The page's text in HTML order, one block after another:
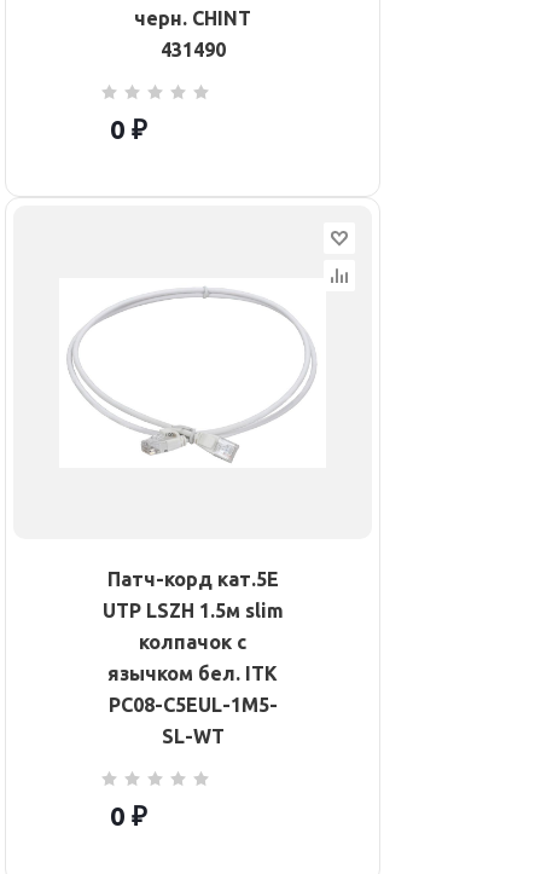
черн. CHINT
431490
0 ₽
Патч-корд кат.5E
UTP LSZH 1.5м slim
колпачок с
язычком бел. ITK
PC08-C5EUL-1M5-
SL-WT
0 ₽